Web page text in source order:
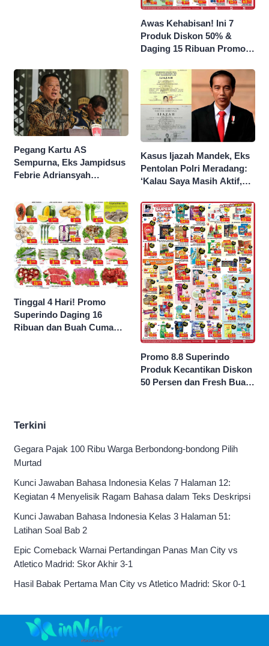
Awas Kehabisan! Ini 7
Produk Diskon 50% &
Daging 15 Ribuan Promo
Malam Ini
Pegang Kartu AS
Sempurna, Eks Jampidsus
Febrie Adriansyah
Kasus Ijazah Mandek, Eks
Pentolan Polri Meradang:
‘Kalau Saya Masih Aktif,
Tinggal 4 Hari! Promo
Superindo Daging 16
Ribuan dan Buah Cuma
Promo 8.8 Superindo
Produk Kecantikan Diskon
50 Persen dan Fresh Buah
Terkini
Gegara Pajak 100 Ribu Warga Berbondong-bondong Pilih
Murtad
Kunci Jawaban Bahasa Indonesia Kelas 7 Halaman 12:
Kegiatan 4 Menyelisik Ragam Bahasa dalam Teks Deskripsi
Kunci Jawaban Bahasa Indonesia Kelas 3 Halaman 51:
Latihan Soal Bab 2
Epic Comeback Warnai Pertandingan Panas Man City vs
Atletico Madrid: Skor Akhir 3-1
Hasil Babak Pertama Man City vs Atletico Madrid: Skor 0-1